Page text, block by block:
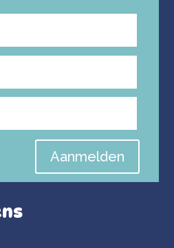
Aanmelden